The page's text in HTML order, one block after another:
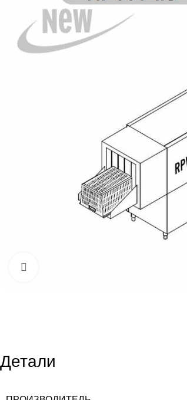
Детали